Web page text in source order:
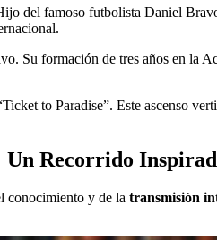
del famoso futbolista Daniel
Su formación de tres años en la
to Paradise”. Este ascenso
Un Recorrido
conocimiento y de la transmisión